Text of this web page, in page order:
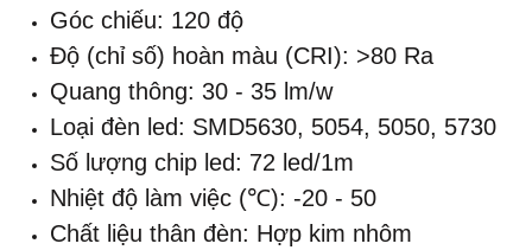
Góc chiếu: 120 độ
Độ (chỉ số) hoàn màu (CRI): >80 Ra
Quang thông: 30 - 35 lm/w
Loại đèn led: SMD5630, 5054, 5050, 5730
Số lượng chip led: 72 led/1m
Nhiệt độ làm việc (℃): -20 - 50
Chất liệu thân đèn: Hợp kim nhôm